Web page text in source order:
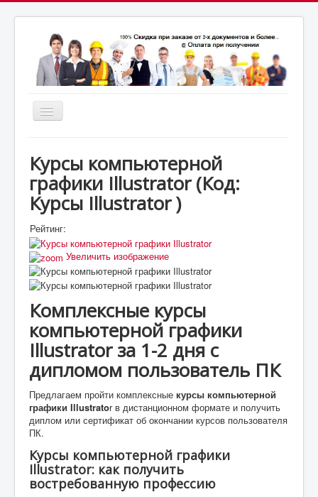
Включить/
СПБ: +7(812)987-53-69
Курсы компьютерной
графики Illustrator(Код:
Курсы Illustrator)
Рейтинг:
Увеличить изображение
Комплексные курсы
компьютерной графики
Illustrator за 1-2 дня с
дипломом пользователь ПК
Предлагаем пройти комплексные курсы компьютерной
графики Illustrator в дистанционном формате и получить
диплом или сертификат об окончании курсов пользователя
ПК.
Курсы компьютерной графики
Illustrator: как получить
востребованную профессию